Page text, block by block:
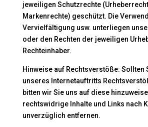
jeweiligen Schutzrechte
Markenrechte) geschützt. Die
Vervielfältigung usw. unterliegen
oder den Rechten der jeweiligen
Rechteinhaber.
Hinweise auf Rechtsverstöße: Sollten
unseres Internetauftritts
bitten wir Sie uns auf diese
rechtswidrige Inhalte und Links nach
unverzüglich entfernen.